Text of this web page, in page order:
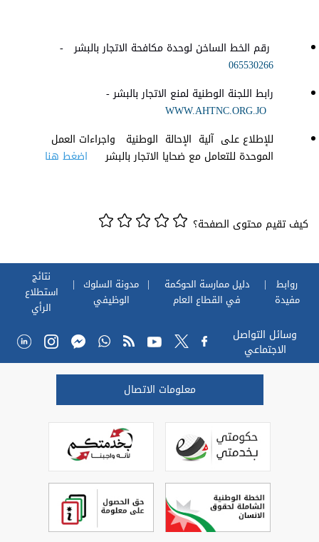
رقم الخط الساخن لوحدة مكافحة الاتجار بالبشر -
065530266
رابط اللجنة الوطنية لمنع الاتجار بالبشر -
WWW.AHTNC.ORG.JO
للإطلاع على آلية الإحالة الوطنية واجراءات العمل
الموحدة للتعامل مع ضحايا الاتجار بالبشر
اضغط هنا
كيف تقيم محتوى الصفحة؟
روابط
مفيدة
دليل ممارسة الحوكمة
في القطاع العام
مدونة السلوك
الوظيفي
نتائج
استطلاع
الرأي
وسائل التواصل
الاجتماعي
معلومات الاتصال